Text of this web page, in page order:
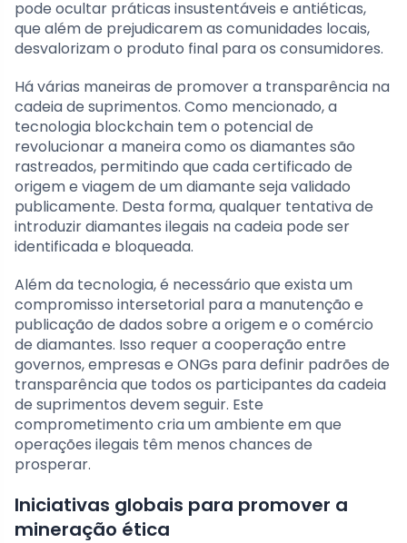
pode ocultar práticas insustentáveis e antiéticas,
que além de prejudicarem as comunidades locais,
desvalorizam o produto final para os consumidores.
Há várias maneiras de promover a transparência na
cadeia de suprimentos. Como mencionado, a
tecnologia blockchain tem o potencial de
revolucionar a maneira como os diamantes são
rastreados, permitindo que cada certificado de
origem e viagem de um diamante seja validado
publicamente. Desta forma, qualquer tentativa de
introduzir diamantes ilegais na cadeia pode ser
identificada e bloqueada.
Além da tecnologia, é necessário que exista um
compromisso intersetorial para a manutenção e
publicação de dados sobre a origem e o comércio
de diamantes. Isso requer a cooperação entre
governos, empresas e ONGs para definir padrões de
transparência que todos os participantes da cadeia
de suprimentos devem seguir. Este
comprometimento cria um ambiente em que
operações ilegais têm menos chances de
prosperar.
Iniciativas globais para promover a
mineração ética